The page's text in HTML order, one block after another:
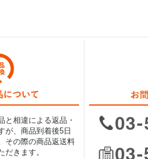
と相違による返品・
が、商品到着後5日
その際の商品返送料
だきます。